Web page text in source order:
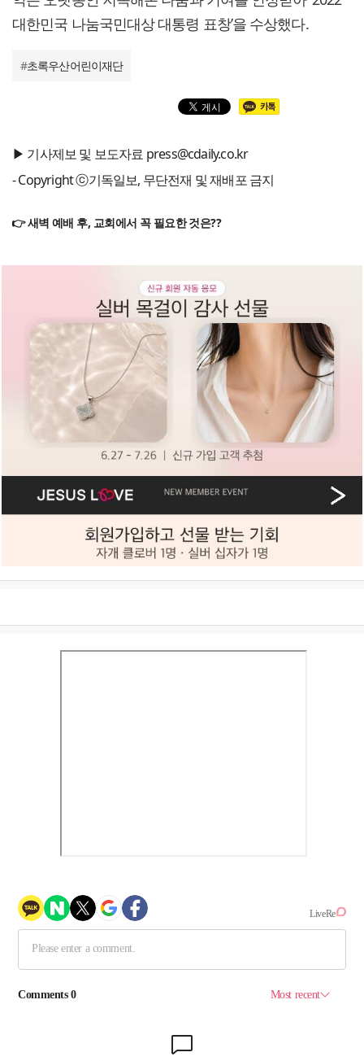
대한민국 나눔국민대상 대통령 표창’을 수상했다.
#초록우산어린이재단
▶ 기사제보 및 보도자료 press@cdaily.co.kr
- Copyright ⓒ기독일보, 무단전재 및 재배포 금지
👉 새벽 예배 후, 교회에서 꼭 필요한 것은??